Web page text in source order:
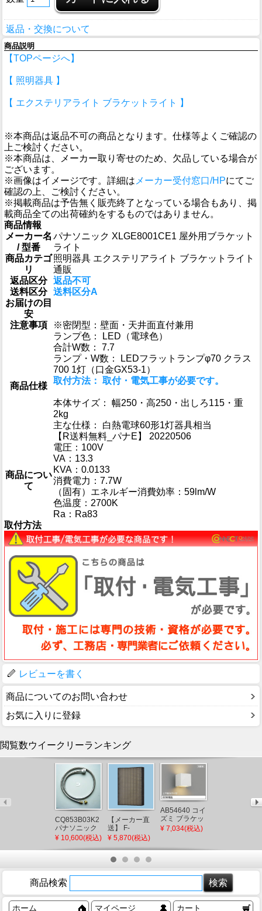
返品・交換について
商品説明
【TOPページへ】
【 照明器具 】
【 エクステリアライト ブラケットライト 】
※本商品は返品不可の商品となります。仕様等よくご確認の
上ご検討ください。
※本商品は、メーカー取り寄せのため、欠品している場合が
ございます。
※画像はイメージです。詳細は メーカー受付窓口/HPにてご
確認の上、ご検討ください。
※掲載商品は予告無く販売終了となっている場合もあり、掲
載商品全ての出荷確約をするものではありません。
商品情報
メーカー名
/ 型番
パナソニック XLGE8001CE1 屋外用ブラケット
ライト
商品カテゴ
リ
照明器具 エクステリアライト ブラケットライト
通販
返品区分 返品不可
送料区分 送料区分A
お届けの目
安
注意事項
※密閉型：壁面・天井面直付兼用
商品仕様
ランプ色： LED（電球色）
合計W数： 7.7
ランプ・W数： LEDフラットランプφ70 クラス
700 1灯（口金GX53-1）
取付方法： 取付・電気工事が必要です。
本体サイズ： 幅250・高250・出しろ115・重
2kg
主な仕様： 白熱電球60形1灯器具相当
【R送料無料_パナE】 20220506
商品につい
て
電圧：100V
VA：13.3
KVA：0.0133
消費電力：7.7W
（固有）エネルギー消費効率：59lm/W
色温度：2700K
Ra：Ra83
取付方法
レビューを書く
商品についてのお問い合わせ
お気に入りに登録
閲覧数ウイークリーランキング
CQ853B03K2
パナソニック
シャワーホー
ス L=1200
後継品)
¥ 10,600(税込)
【メーカー直
送】 F-
ZSLP40 パナ
埋込形空気清
浄機 集じんフ
ィルター
¥ 5,870(税込)
AB54640 コイ
ズミ ブラケッ
トライト LED
似品)
¥ 7,034(税込)
OC257263LCR
商品検索
ホーム マイページ カート